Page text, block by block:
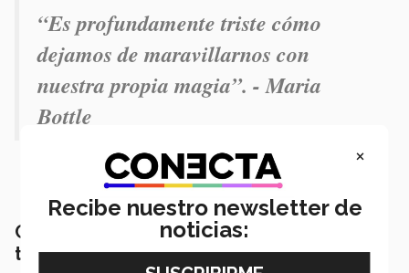
“Es profundamente triste cómo
dejamos de maravillarnos con
nuestra propia magia”. - Maria
Bottle
Conectar contigo mismo es conectar con
tu arte
×
Recibe nuestro newsletter de
noticias: